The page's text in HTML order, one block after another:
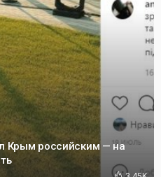
Крым российским — на